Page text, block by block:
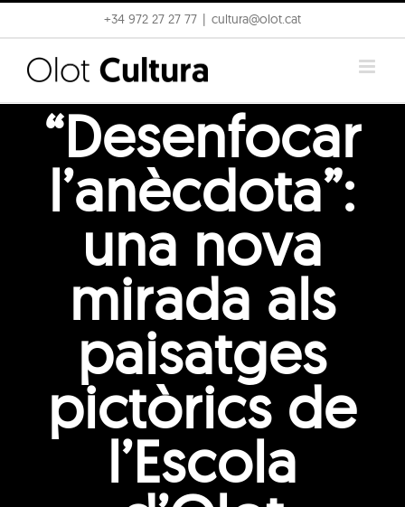
to
content
+34 972 27 27 77 cultura@olot.cat
“Desenfocar
l’anècdota”:
una nova
mirada als
paisatges
pictòrics de
l’Escola